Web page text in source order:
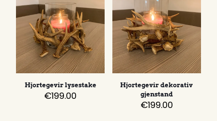
Hjortegevir lysestake
€199.00
Hjortegevir dekorativ
gjenstand
€199.00